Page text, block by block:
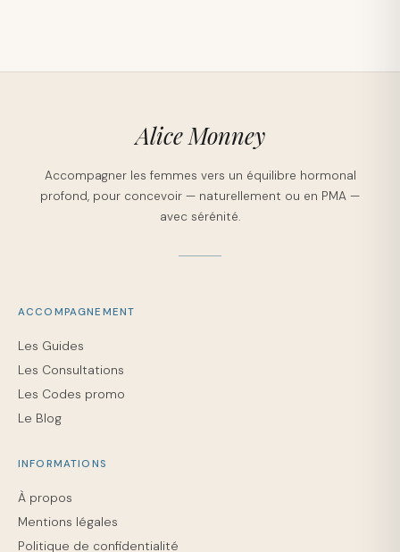
Alice Monney
Accompagner les femmes vers un équilibre hormonal
profond, pour concevoir — naturellement ou en PMA —
avec sérénité.
ACCOMPAGNEMENT
Les Guides
Les Consultations
Les Codes promo
Le Blog
INFORMATIONS
À propos
Mentions légales
Politique de confidentialité